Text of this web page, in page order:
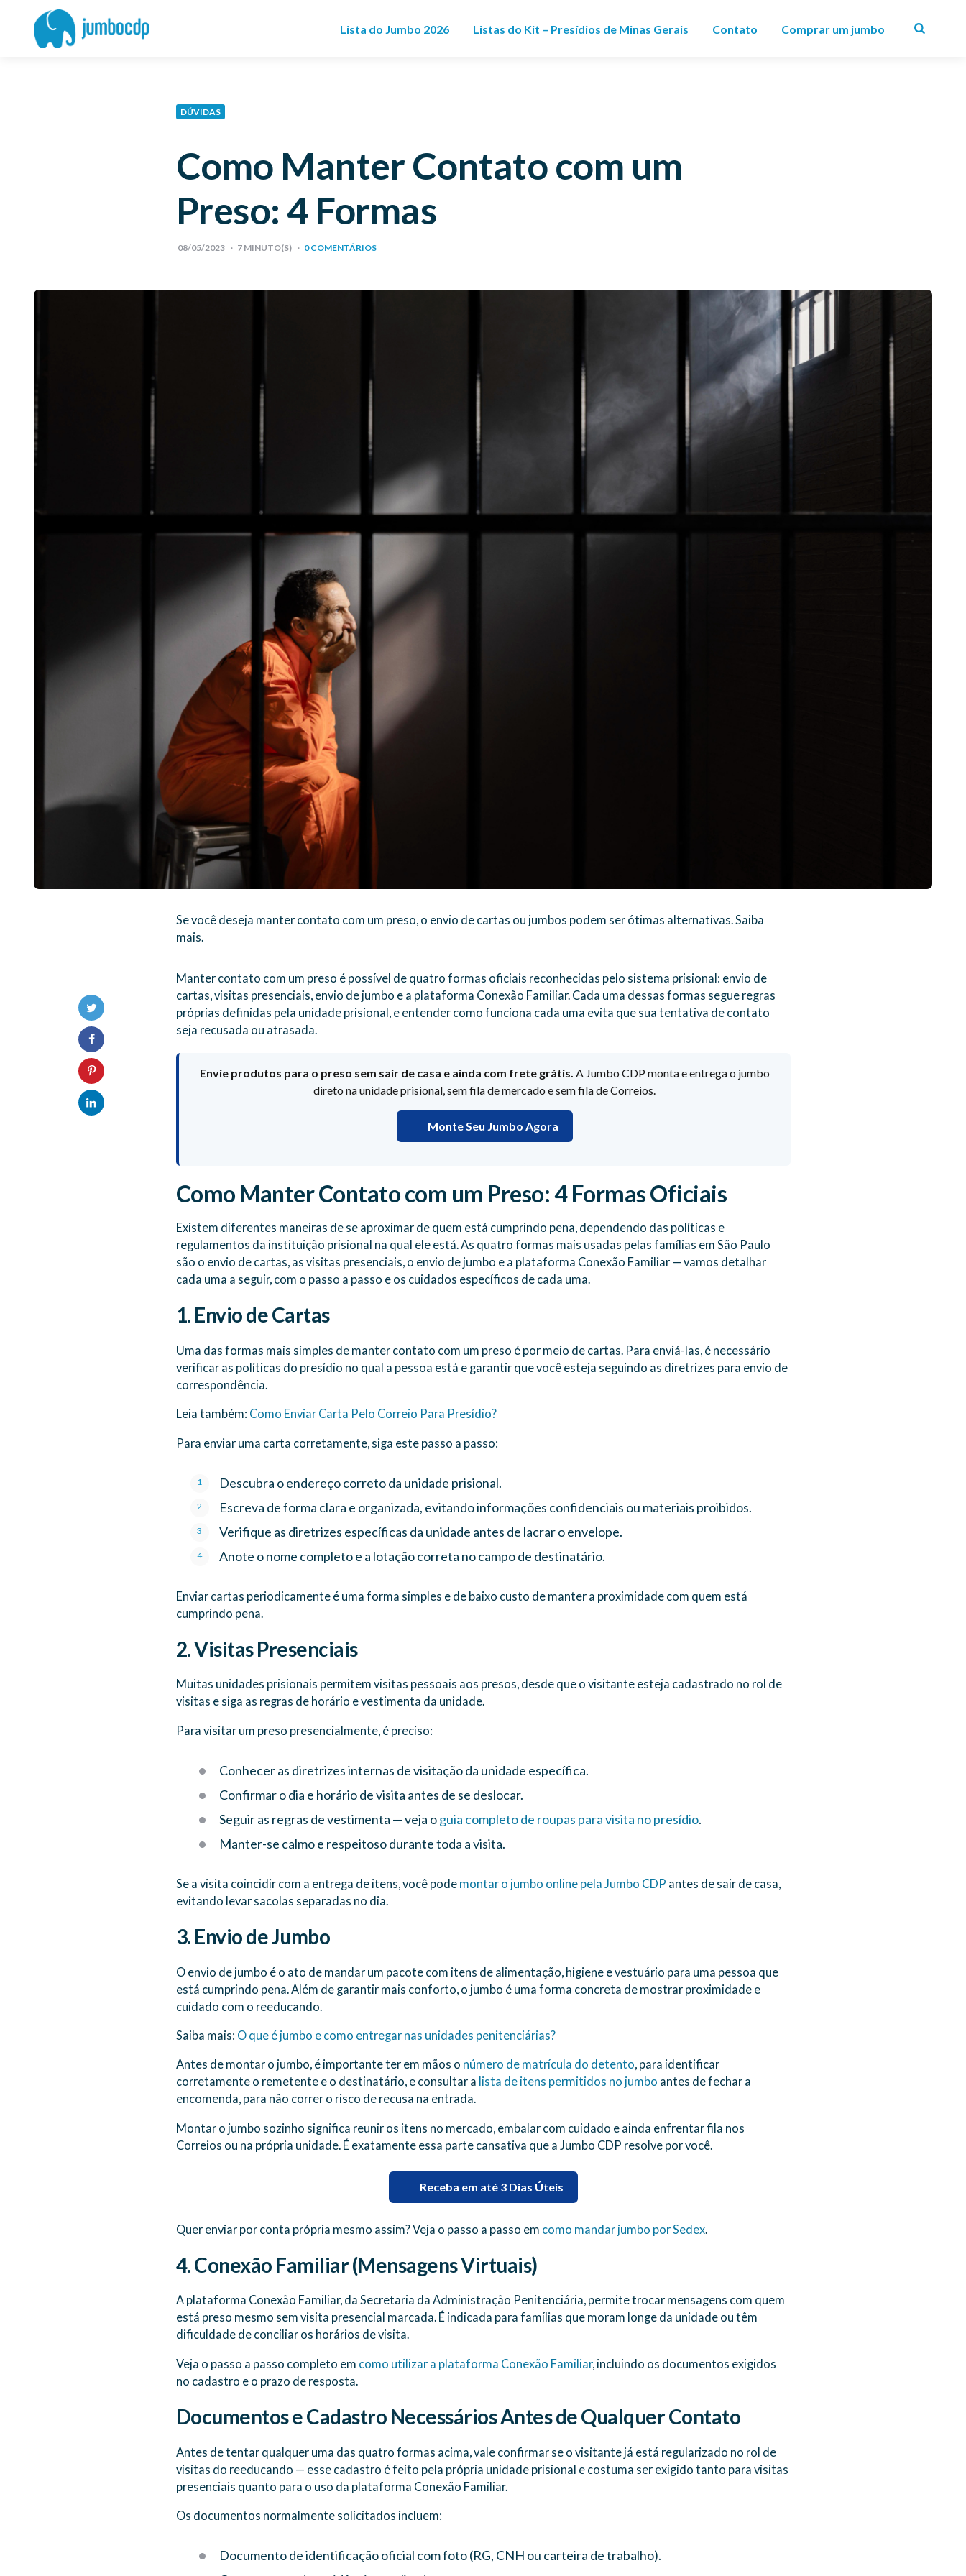
Blog
Jumbo
CDP
Lista do Jumbo 2026 Listas do Kit – Presídios de Minas Gerais Contato
Comprar um jumbo
DÚVIDAS
Como Manter Contato com um
Preso: 4 Formas
08/05/2023 7MINUTO(S) 0 COMENTÁRIOS
Se você deseja manter contato com um preso, o envio de cartas ou jumbos podem ser ótimas alternativas. Saiba
mais.
Manter contato com um preso é possível de quatro formas oficiais reconhecidas pelo sistema prisional: envio de
cartas, visitas presenciais, envio de jumbo e a plataforma Conexão Familiar. Cada uma dessas formas segue regras
próprias definidas pela unidade prisional, e entender como funciona cada uma evita que sua tentativa de contato
seja recusada ou atrasada.
Envie produtos para o preso sem sair de casa e ainda com frete grátis. A Jumbo CDP monta e entrega o jumbo
direto na unidade prisional, sem fila de mercado e sem fila de Correios.
Monte Seu Jumbo Agora
Como Manter Contato com um Preso: 4 Formas Oficiais
Existem diferentes maneiras de se aproximar de quem está cumprindo pena, dependendo das políticas e
regulamentos da instituição prisional na qual ele está. As quatro formas mais usadas pelas famílias em São Paulo
são o envio de cartas, as visitas presenciais, o envio de jumbo e a plataforma Conexão Familiar — vamos detalhar
cada uma a seguir, com o passo a passo e os cuidados específicos de cada uma.
1. Envio de Cartas
Uma das formas mais simples de manter contato com um preso é por meio de cartas. Para enviá-las, é necessário
verificar as políticas do presídio no qual a pessoa está e garantir que você esteja seguindo as diretrizes para envio de
correspondência.
Leia também: Como Enviar Carta Pelo Correio Para Presídio?
Para enviar uma carta corretamente, siga este passo a passo:
Descubra o endereço correto da unidade prisional.
Escreva de forma clara e organizada, evitando informações confidenciais ou materiais proibidos.
Verifique as diretrizes específicas da unidade antes de lacrar o envelope.
Anote o nome completo e a lotação correta no campo de destinatário.
Enviar cartas periodicamente é uma forma simples e de baixo custo de manter a proximidade com quem está
cumprindo pena.
2. Visitas Presenciais
Muitas unidades prisionais permitem visitas pessoais aos presos, desde que o visitante esteja cadastrado no rol de
visitas e siga as regras de horário e vestimenta da unidade.
Para visitar um preso presencialmente, é preciso:
Conhecer as diretrizes internas de visitação da unidade específica.
Confirmar o dia e horário de visita antes de se deslocar.
Seguir as regras de vestimenta — veja oguia completo de roupas para visita no presídio.
Manter-se calmo e respeitoso durante toda a visita.
Se a visita coincidir com a entrega de itens, você pode montar o jumbo online pela Jumbo CDP antes de sair de casa,
evitando levar sacolas separadas no dia.
3. Envio de Jumbo
O envio de jumbo é o ato de mandar um pacote com itens de alimentação, higiene e vestuário para uma pessoa que
está cumprindo pena. Além de garantir mais conforto, o jumbo é uma forma concreta de mostrar proximidade e
cuidado com o reeducando.
Saiba mais: O que é jumbo e como entregar nas unidades penitenciárias?
Antes de montar o jumbo, é importante ter em mãos o número de matrícula do detento, para identificar
corretamente o remetente e o destinatário, e consultar a lista de itens permitidos no jumbo antes de fechar a
encomenda, para não correr o risco de recusa na entrada.
Montar o jumbo sozinho significa reunir os itens no mercado, embalar com cuidado e ainda enfrentar fila nos
Correios ou na própria unidade. É exatamente essa parte cansativa que a Jumbo CDP resolve por você.
Receba em até 3 Dias Úteis
Quer enviar por conta própria mesmo assim? Veja o passo a passo em como mandar jumbo por Sedex.
4. Conexão Familiar (Mensagens Virtuais)
A plataforma Conexão Familiar, da Secretaria da Administração Penitenciária, permite trocar mensagens com quem
está preso mesmo sem visita presencial marcada. É indicada para famílias que moram longe da unidade ou têm
dificuldade de conciliar os horários de visita.
Veja o passo a passo completo em como utilizar a plataforma Conexão Familiar, incluindo os documentos exigidos
no cadastro e o prazo de resposta.
Documentos e Cadastro Necessários Antes de Qualquer Contato
Antes de tentar qualquer uma das quatro formas acima, vale confirmar se o visitante já está regularizado no rol de
visitas do reeducando — esse cadastro é feito pela própria unidade prisional e costuma ser exigido tanto para visitas
presenciais quanto para o uso da plataforma Conexão Familiar.
Os documentos normalmente solicitados incluem:
Documento de identificação oficial com foto (RG, CNH ou carteira de trabalho).